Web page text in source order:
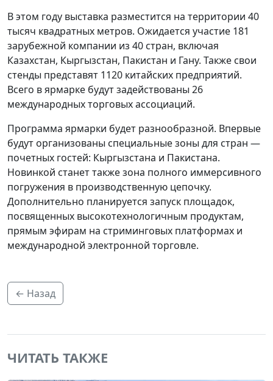
В этом году выставка разместится на территории 40
тысяч квадратных метров. Ожидается участие 181
зарубежной компании из 40 стран, включая
Казахстан, Кыргызстан, Пакистан и Гану. Также свои
стенды представят 1120 китайских предприятий.
Всего в ярмарке будут задействованы 26
международных торговых ассоциаций.
Программа ярмарки будет разнообразной. Впервые
будут организованы специальные зоны для стран —
почетных гостей: Кыргызстана и Пакистана.
Новинкой станет также зона полного иммерсивного
погружения в производственную цепочку.
Дополнительно планируется запуск площадок,
посвященных высокотехнологичным продуктам,
прямым эфирам на стриминговых платформах и
международной электронной торговле.
← Назад
ЧИТАТЬ ТАКЖЕ